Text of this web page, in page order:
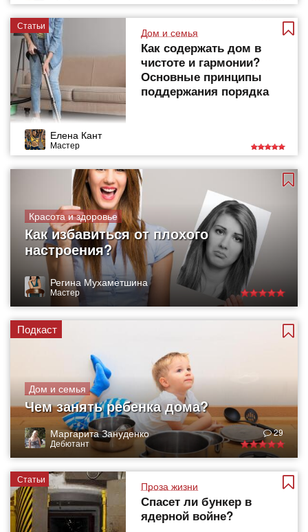
Статьи
Дом и семья
Как содержать дом в
чистоте и гармонии?
Основные принципы
поддержания порядка
Елена Кант
Мастер
Красота и здоровье
Как избавиться от плохого
настроения?
Регина Мухаметшина
Мастер
Подкаст
Дом и семья
Чем занять ребенка дома?
Маргарита Зануденко
Дебютант
29
Статьи
Проза жизни
Спасет ли бункер в
ядерной войне?